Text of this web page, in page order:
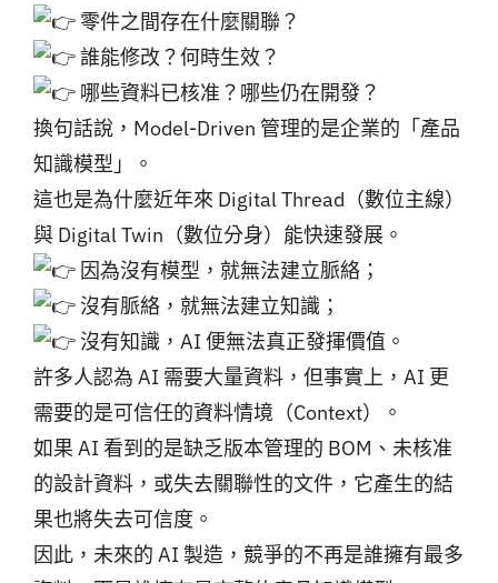
零件之間存在什麼關聯？
誰能修改？何時生效？
哪些資料已核准？哪些仍在開發？
換句話說，Model-Driven 管理的是企業的「產品
知識模型」。
這也是為什麼近年來 Digital Thread（數位主線）
與 Digital Twin（數位分身）能快速發展。
因為沒有模型，就無法建立脈絡；
沒有脈絡，就無法建立知識；
沒有知識，AI 便無法真正發揮價值。
許多人認為 AI 需要大量資料，但事實上，AI 更
需要的是可信任的資料情境（Context）。
如果 AI 看到的是缺乏版本管理的 BOM、未核准
的設計資料，或失去關聯性的文件，它產生的結
果也將失去可信度。
因此，未來的 AI 製造，競爭的不再是誰擁有最多